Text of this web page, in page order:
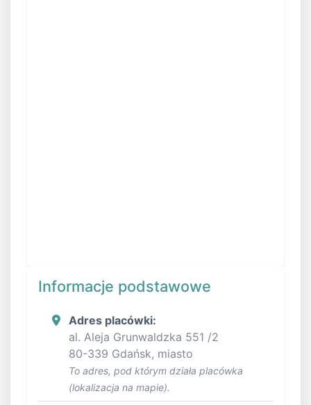
Informacje podstawowe
Adres placówki:
al. Aleja Grunwaldzka 551 /2
80-339 Gdańsk, miasto
To adres, pod którym działa placówka
(lokalizacja na mapie).